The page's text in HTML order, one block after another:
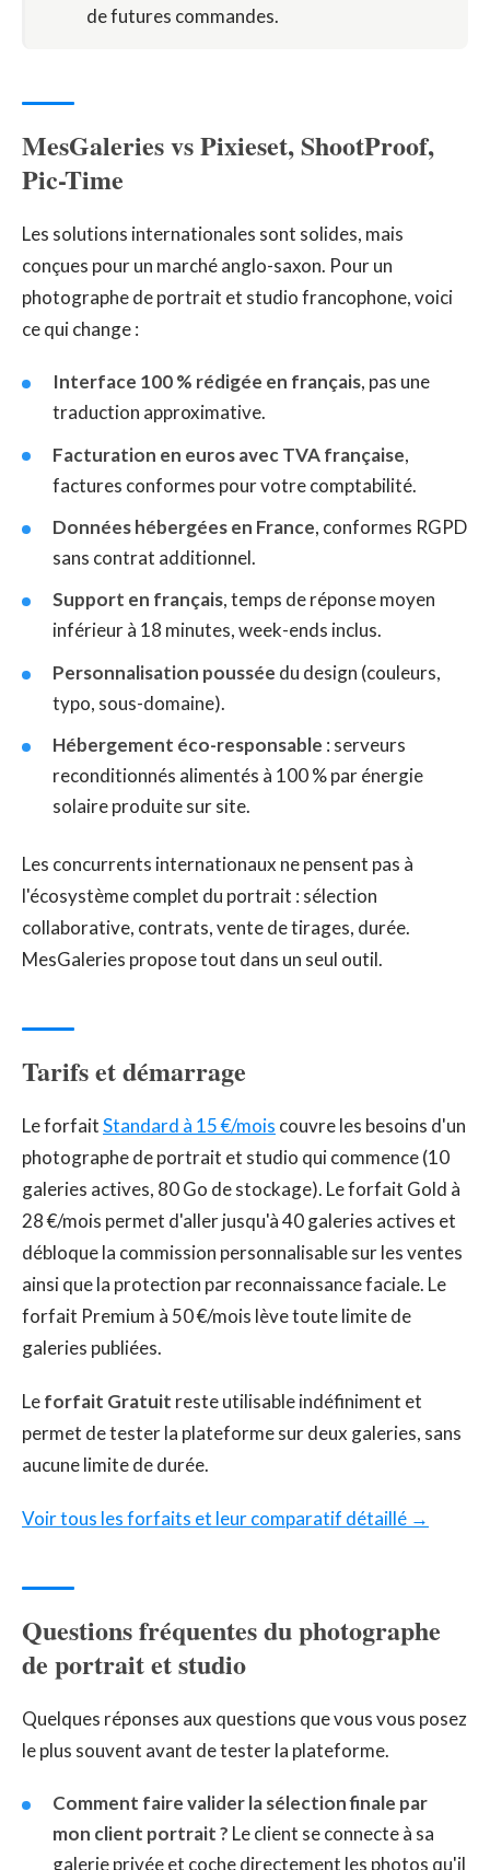
de futures commandes.
MesGaleries vs Pixieset, ShootProof,
Pic-Time
Les solutions internationales sont solides, mais
conçues pour un marché anglo-saxon. Pour un
photographe de portrait et studio francophone, voici
ce qui change :
Interface 100 % rédigée en français, pas une
traduction approximative.
Facturation en euros avec TVA française,
factures conformes pour votre comptabilité.
Données hébergées en France, conformes RGPD
sans contrat additionnel.
Support en français, temps de réponse moyen
inférieur à 18 minutes, week-ends inclus.
Personnalisation poussée du design (couleurs,
typo, sous-domaine).
Hébergement éco-responsable : serveurs
reconditionnés alimentés à 100 % par énergie
solaire produite sur site.
Les concurrents internationaux ne pensent pas à
l'écosystème complet du portrait : sélection
collaborative, contrats, vente de tirages, durée.
MesGaleries propose tout dans un seul outil.
Tarifs et démarrage
Le forfaitStandard à 15 €/mois couvre les besoins d'un
photographe de portrait et studio qui commence (10
galeries actives, 80 Go de stockage). Le forfait Gold à
28 €/mois permet d'aller jusqu'à 40 galeries actives et
débloque la commission personnalisable sur les ventes
ainsi que la protection par reconnaissance faciale. Le
forfait Premium à 50 €/mois lève toute limite de
galeries publiées.
Leforfait Gratuit reste utilisable indéfiniment et
permet de tester la plateforme sur deux galeries, sans
aucune limite de durée.
Voir tous les forfaits et leur comparatif détaillé →
Questions fréquentes du photographe
de portrait et studio
Quelques réponses aux questions que vous vous posez
le plus souvent avant de tester la plateforme.
Comment faire valider la sélection finale par
mon client portrait ? Le client se connecte à sa
galerie privée et coche directement les photos qu'il